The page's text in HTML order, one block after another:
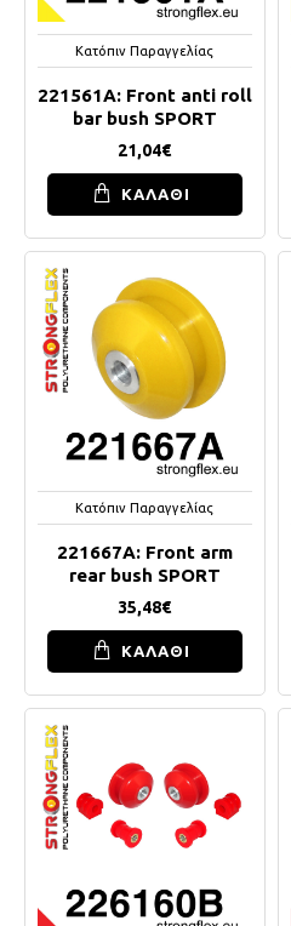
Κατόπιν Παραγγελίας
221561A: Front anti roll
bar bush SPORT
21,04€
ΚΑΛΑΘΙ
Κατόπιν Παραγγελίας
221667A: Front arm
rear bush SPORT
35,48€
ΚΑΛΑΘΙ